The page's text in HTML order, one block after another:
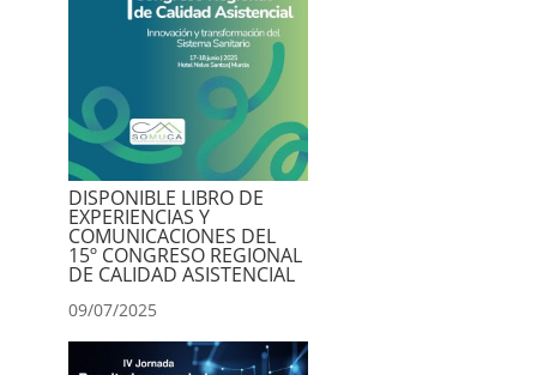
DISPONIBLE LIBRO DE
EXPERIENCIAS Y
COMUNICACIONES DEL
15º CONGRESO REGIONAL
DE CALIDAD ASISTENCIAL
09/07/2025